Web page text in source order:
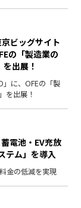
ビッグサイト
の「製造業の
出展！
」に、OFEの「製
を出展！
電池・EV充放
テム」を導入
金の低減を実現